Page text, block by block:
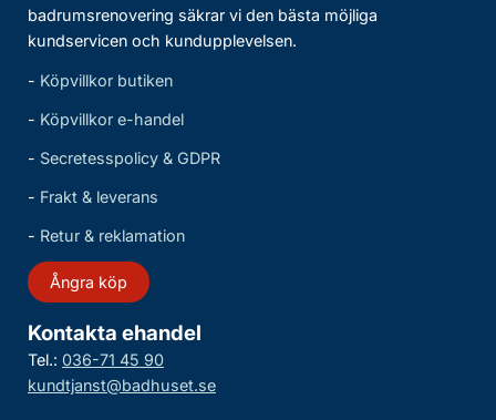
badrumsrenovering säkrar vi den bästa möjliga
kundservicen och kundupplevelsen.
- Köpvillkor butiken
- Köpvillkor e-handel
- Secretesspolicy & GDPR
- Frakt & leverans
- Retur & reklamation
Ångra köp
Kontakta ehandel
Tel.: 036-71 45 90
kundtjanst@badhuset.se